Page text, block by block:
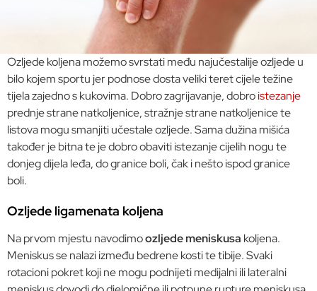
Ozljede koljena možemo svrstati među najučestalije ozljede u
bilo kojem sportu jer podnose dosta veliki teret cijele težine
tijela zajedno s kukovima. Dobro zagrijavanje, dobroistezanje
prednje strane natkoljenice, stražnje strane natkoljenice te
listova mogu smanjiti učestale ozljede. Sama dužina mišića
također je bitna te je dobro obaviti istezanje cijelih nogu te
donjeg dijela leđa, do granice boli, čak i nešto ispod granice
boli.
Ozljede ligamenata koljena
Na prvom mjestu navodimoozljede meniskusa koljena.
Meniskus se nalazi između bedrene kosti te tibije. Svaki
rotacioni pokret koji ne mogu podnijeti medijalni ili lateralni